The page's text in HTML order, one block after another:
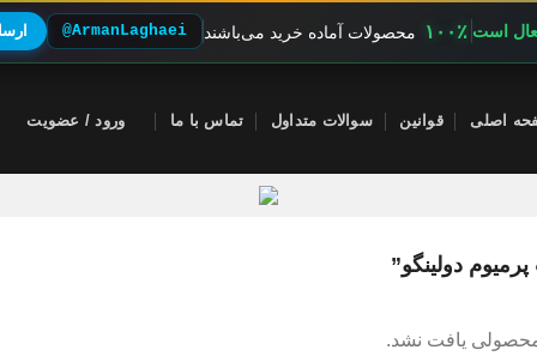
است ۱۰۰٪ محصولات آماده خرید می‌باشند @ArmanLaghaei
اصلی قوانین سوالات متداول تماس با ما ورود / عضویت
دولینگو”
یافت نشد.